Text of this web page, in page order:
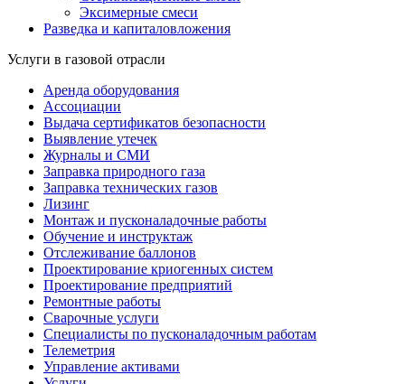
Эксимерные смеси
Разведка и капиталовложения
Услуги в газовой отрасли
Аренда оборудования
Ассоциации
Выдача сертификатов безопасности
Выявление утечек
Журналы и СМИ
Заправка природного газа
Заправка технических газов
Лизинг
Монтаж и пусконаладочные работы
Обучение и инструктаж
Отслеживание баллонов
Проектирование криогенных систем
Проектирование предприятий
Ремонтные работы
Сварочные услуги
Специалисты по пусконаладочным работам
Телеметрия
Управление активами